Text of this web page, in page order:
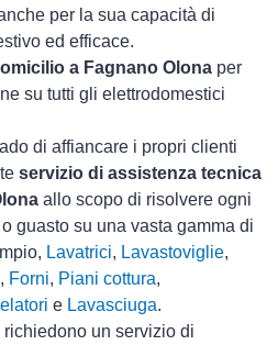
per la sua capacità di
ed efficace.
a Fagnano Olona per
su tutti gli elettrodomestici
di affiancare i propri clienti
servizio di assistenza tecnica
allo scopo di risolvere ogni
guasto su una vasta gamma di
Lavatrici, Lavastoviglie,
, Forni, Piani cottura,
e Lavasciuga.
un servizio di